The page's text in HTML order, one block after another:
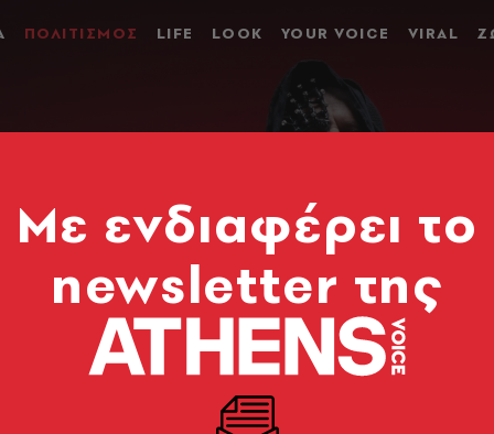
ΠΟΛΙΤΙΣΜΟΣ LIFE LOOK YOUR VOICE VIRAL
Mε ενδιαφέρει το
newsletter της